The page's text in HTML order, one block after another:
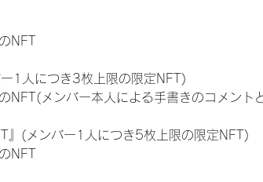
NFT
ー1人につき3枚上限の限定NFT)
メンバー本人による手書きのコメント
』(メンバー1人につき5枚上限の限定NFT)
NFT